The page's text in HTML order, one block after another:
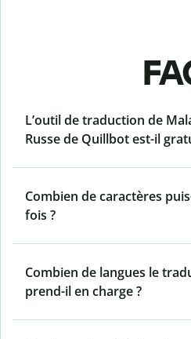
L’outil de traduction de
Russe de Quillbot est-il
Combien de caractères
fois ?
Combien de langues le
prend-il en charge ?